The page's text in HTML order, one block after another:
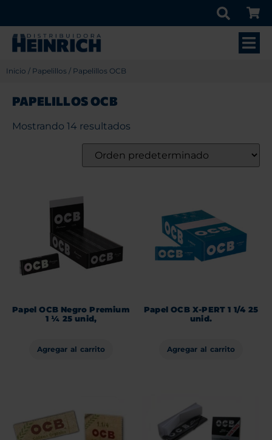
Inicio / Papelillos / Papelillos OCB
PAPELILLOS OCB
Mostrando 14 resultados
Papel OCB Negro Premium
1 ¼ 25 unid,
Agregar al carrito
Papel OCB X-PERT 1 1/4 25
unid.
Agregar al carrito